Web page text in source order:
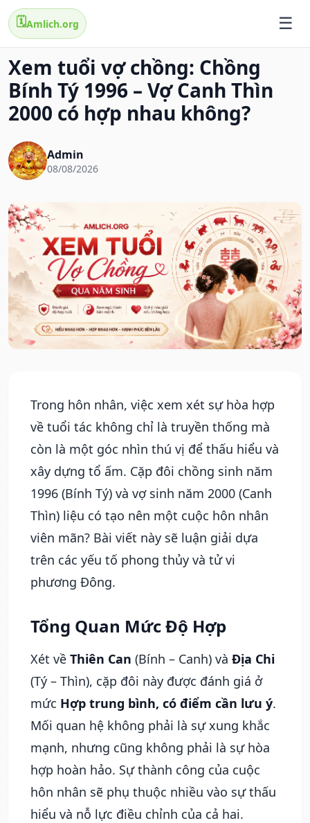
🗓️Amlich.org
Xem tuổi vợ chồng: Chồng
Bính Tý 1996 – Vợ Canh Thìn
2000 có hợp nhau không?
Admin
08/08/2026
Trong hôn nhân, việc xem xét sự hòa hợp
về tuổi tác không chỉ là truyền thống mà
còn là một góc nhìn thú vị để thấu hiểu và
xây dựng tổ ấm. Cặp đôi chồng sinh năm
1996 (Bính Tý) và vợ sinh năm 2000 (Canh
Thìn) liệu có tạo nên một cuộc hôn nhân
viên mãn? Bài viết này sẽ luận giải dựa
trên các yếu tố phong thủy và tử vi
phương Đông.
Tổng Quan Mức Độ Hợp
Xét về Thiên Can (Bính – Canh) và Địa Chi
(Tý – Thìn), cặp đôi này được đánh giá ở
mức Hợp trung bình, có điểm cần lưu ý.
Mối quan hệ không phải là sự xung khắc
mạnh, nhưng cũng không phải là sự hòa
hợp hoàn hảo. Sự thành công của cuộc
hôn nhân sẽ phụ thuộc nhiều vào sự thấu
hiểu và nỗ lực điều chỉnh của cả hai.